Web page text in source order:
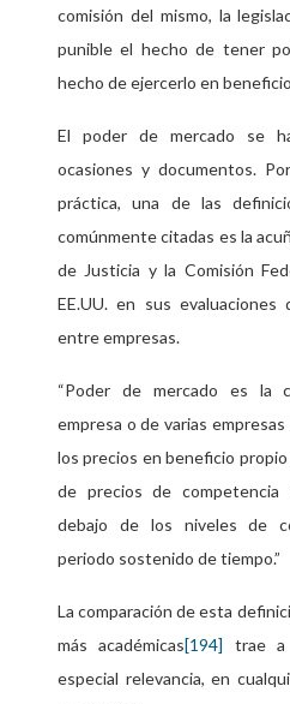
comisión del mismo, la
punible el hecho de tener
hecho de ejercerlo en
El poder de mercado se
ocasiones y documentos.
práctica, una de las
comúnmente citadas es la
de Justicia y la Comisión
EE.UU. en sus evaluaciones
entre empresas.
“Poder de mercado es la
empresa o de varias
los precios en beneficio
de precios de
debajo de los niveles de
periodo sostenido de tiempo.”
La comparación de esta
más académicas[194]
trae a
especial relevancia, en